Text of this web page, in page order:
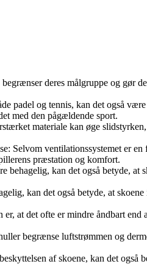
deres målgruppe og gør
padel og tennis, kan det også
med den pågældende sport.
materiale kan øge
Selvom ventilationssystemet er
præstation og komfort.
kan det også betyde,
kan det også betyde, at
at det ofte er mindre åndbart
begrænse luftstrømmen og
af skoene, kan det